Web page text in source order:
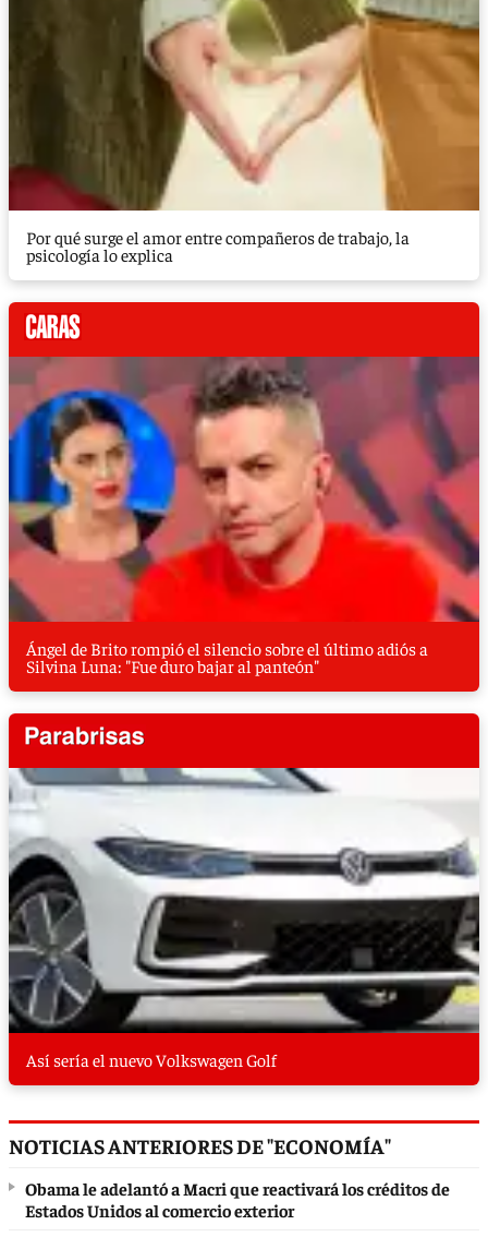
Por qué surge el amor entre compañeros de trabajo, la
psicología lo explica
Ángel de Brito rompió el silencio sobre el último adiós a
Silvina Luna: "Fue duro bajar al panteón"
Así sería el nuevo Volkswagen Golf
NOTICIAS ANTERIORES DE "ECONOMÍA"
Obama le adelantó a Macri que reactivará los créditos de
Estados Unidos al comercio exterior